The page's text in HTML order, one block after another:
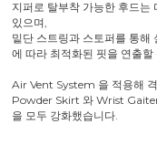
지퍼로 탈부착 가능한 후드는
있으며,
밑단 스트링과 스토퍼를 통해
에 따라 최적화된 핏을 연출할
Air Vent System 을 적용해
Powder Skirt 와 Wrist
을 모두 강화했습니다.